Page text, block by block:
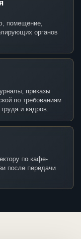
помещение,
органов
приказы
по требованиям
и кадров.
по кафе-
после передачи